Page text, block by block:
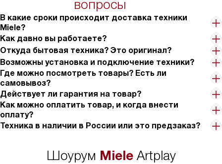
вопросы
В какие сроки происходит доставка техники
Miele?
Как давно вы работаете?
Откуда бытовая техника? Это оригинал?
Возможны установка и подключение техники?
Где можно посмотреть товары? Есть ли
самовывоз?
Действует ли гарантия на товар?
Как можно оплатить товар, и когда внести
оплату?
Техника в наличии в России или это предзаказ?
Шоурум MieleArtplay